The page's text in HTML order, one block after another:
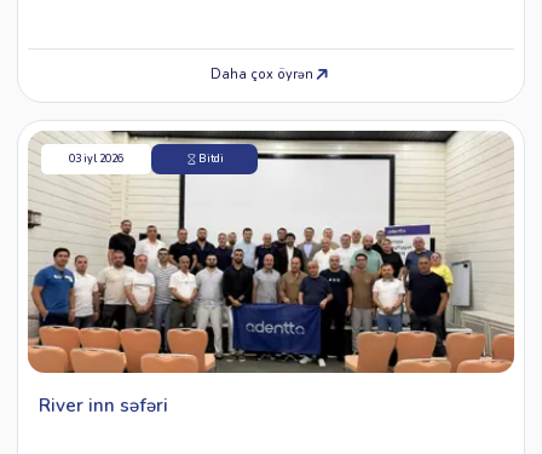
Daha çox öyrən
03 iyl 2026 Bitdi
River inn səfəri